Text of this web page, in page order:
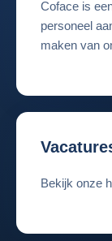
Coface is
personeel
maken van
Bekijk onze